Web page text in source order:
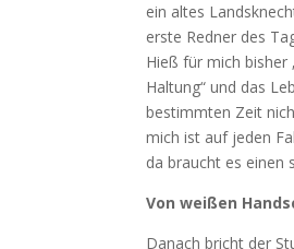
ein altes
erste Redner des
Hieß für mich bisher
Haltung“ und das
bestimmten Zeit
mich ist auf jeden
da braucht es einen
Von weißen
Danach bricht der